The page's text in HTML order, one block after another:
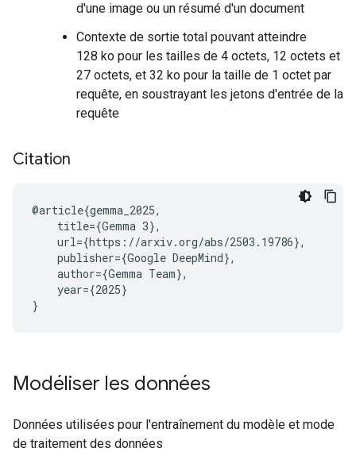
d'une image ou un résumé d'un document
Contexte de sortie total pouvant atteindre
128 ko pour les tailles de 4 octets, 12 octets et
27 octets, et 32 ko pour la taille de 1 octet par
requête, en soustrayant les jetons d'entrée de la
requête
Citation
@article{gemma_2025,
    title={Gemma 3},
    url={https://arxiv.org/abs/2503.19786},
    publisher={Google DeepMind},
    author={Gemma Team},
    year={2025}
Modéliser les données
Données utilisées pour l'entraînement du modèle et mode
de traitement des données